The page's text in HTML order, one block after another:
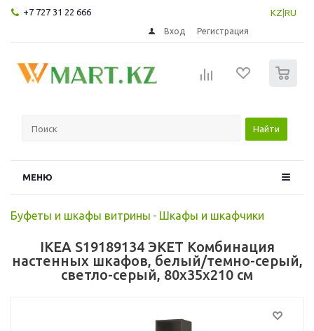
+7 727 31 22 666 KZ RU
Вход Регистрация
Найти
МЕНЮ
Буфеты и шкафы витрины - Шкафы и шкафчики
IKEA S19189134 ЭКЕТ Комбинация
настенных шкафов, белый/темно-серый,
светло-серый, 80x35x210 см